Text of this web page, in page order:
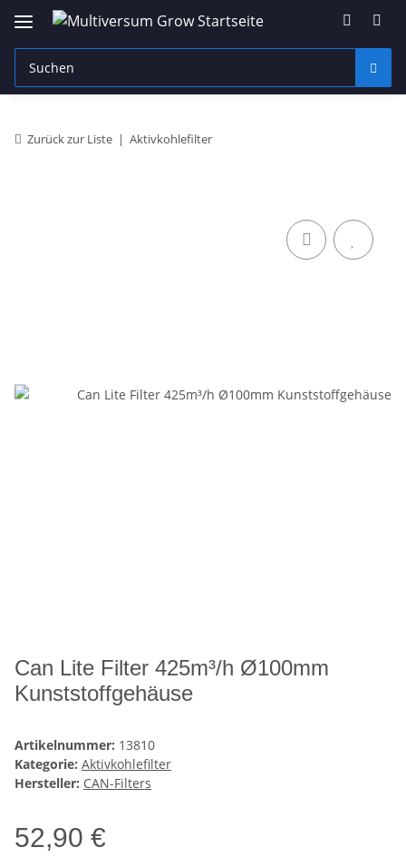
Zurück zur Liste Aktivkohlefilter
Can Lite Filter 425m³/h Ø100mm
Kunststoffgehäuse
Artikelnummer: 13810
Kategorie: Aktivkohlefilter
Hersteller: CAN-Filters
52,90 €